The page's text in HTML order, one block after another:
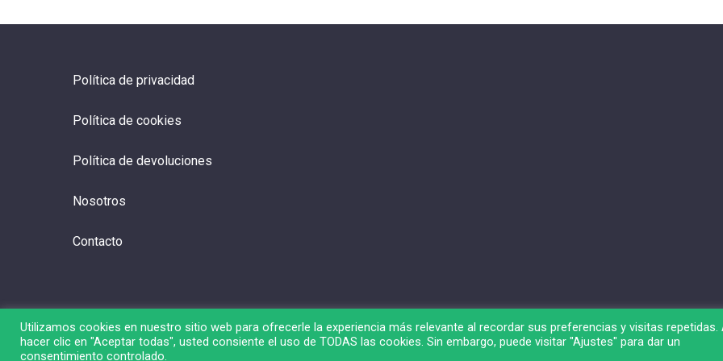
Política de privacidad
Política de cookies
Política de devoluciones
Nosotros
Contacto
© 2026 Liga de Bolsa.
Utilizamos cookies en nuestro sitio web para ofrecerle la experiencia más relevante al recordar sus preferencias y visitas repetidas.
hacer clic en "Aceptar todas", usted consiente el uso de TODAS las cookies. Sin embargo, puede visitar "Ajustes" para dar un
consentimiento controlado.